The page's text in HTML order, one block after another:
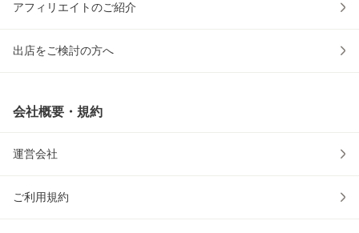
アフィリエイトのご紹介
出店をご検討の方へ
会社概要・規約
運営会社
ご利用規約